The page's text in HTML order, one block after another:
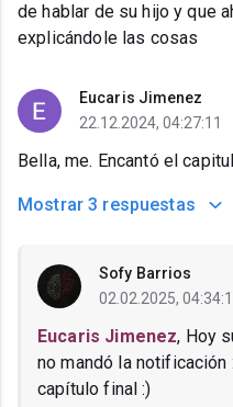
de hablar de su hijo y que
explicándole las cosas
Eucaris Jimenez
22.12.2024, 04:27:11
Bella, me. Encantó el
Mostrar 3 respuestas
Sofy Barrios
02.02.2025,
Eucaris Jimenez, Hoy
no mandó la
capítulo final :)